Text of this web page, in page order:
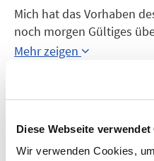
Diese Webseite verwendet
Wir verwenden Cookies,
Personen schreibt.
lange geträumt hat: der
Schulze entwirft ein
Geburtsstunde unserer
Mich hat das Vorhaben
noch morgen Gültiges
zu sagen. Dies tut er mit
umso raffinierter sind, je
Schulze schreibt nicht
reißerisch, sondern
bisher einzigen
Mehr zeigen
Berlin Verlag
Jahr